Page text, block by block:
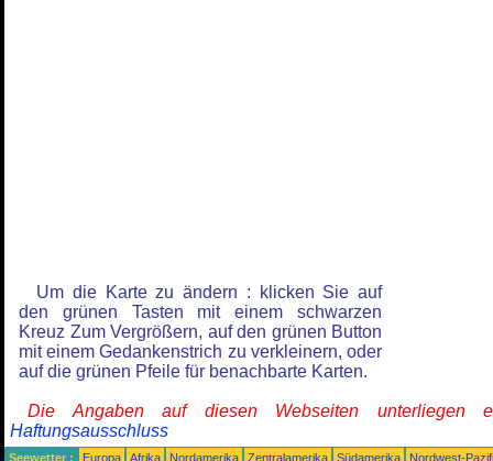
Um die Karte zu ändern : klicken Sie auf
den grünen Tasten mit einem schwarzen
Kreuz Zum Vergrößern, auf den grünen Button
mit einem Gedankenstrich zu verkleinern, oder
auf die grünen Pfeile für benachbarte Karten.
Die Angaben auf diesen Webseiten unterliegen
Haftungsausschluss
Seewetter : Europa Afrika Nordamerika Zentralamerika Südamerika
Nordwest-